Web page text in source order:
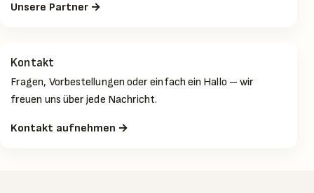
Unsere Partner →
Kontakt
Fragen, Vorbestellungen oder einfach ein Hallo – wir
freuen uns über jede Nachricht.
Kontakt aufnehmen →